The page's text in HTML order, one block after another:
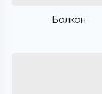
Балкон